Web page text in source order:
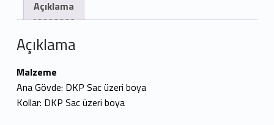
Açıklama
Açıklama
Malzeme
Ana Gövde: DKP Sac üzeri boya
Kollar: DKP Sac üzeri boya